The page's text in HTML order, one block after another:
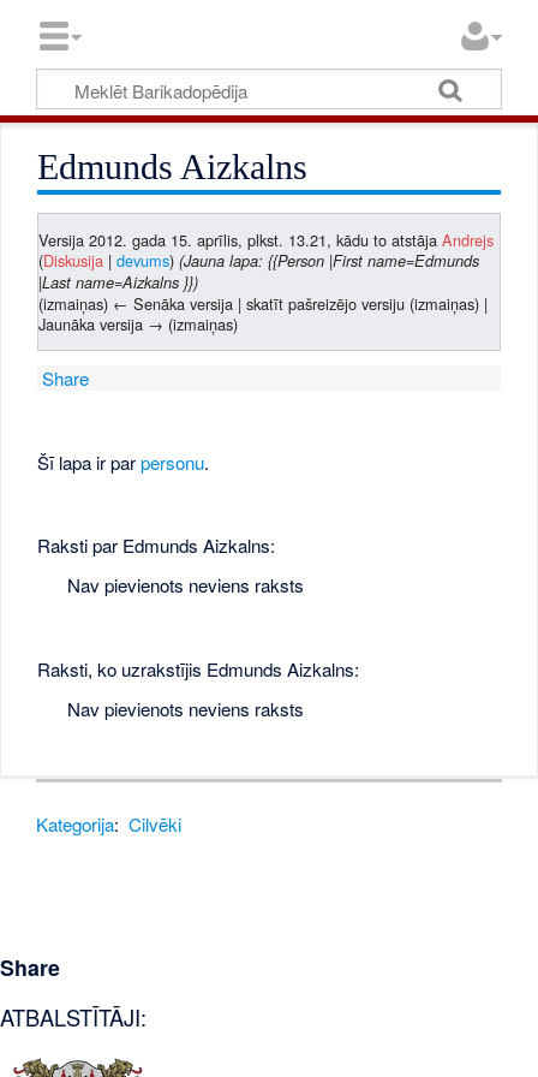
Edmunds Aizkalns
Versija 2012. gada 15. aprīlis, plkst. 13.21, kādu to atstājaAndrejs
(Diskusija |devums) (Jauna lapa: {{Person |First name=Edmunds
|Last name=Aizkalns }})
(izmaiņas) ← Senāka versija | skatīt pašreizējo versiju (izmaiņas) |
Jaunāka versija → (izmaiņas)
Share
Šī lapa ir parpersonu.
Raksti par Edmunds Aizkalns:
Nav pievienots neviens raksts
Raksti, ko uzrakstījis Edmunds Aizkalns:
Nav pievienots neviens raksts
Kategorija: Cilvēki
Share
ATBALSTĪTĀJI: